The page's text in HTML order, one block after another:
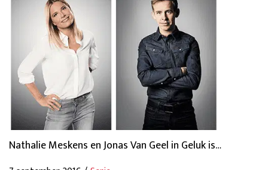
Nathalie Meskens en Jonas Van Geel in Geluk is…